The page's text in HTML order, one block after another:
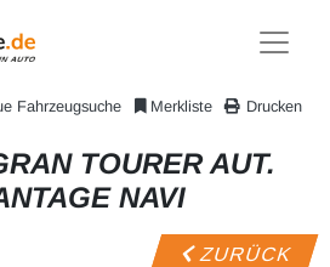
Drucken
Merkliste
Fahrzeugsuche
TOURER AUT.
NAVI
ZURÜCK